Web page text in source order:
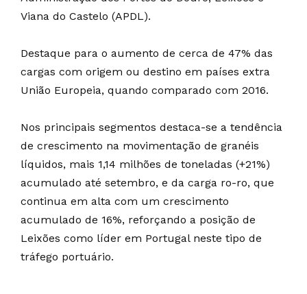
Viana do Castelo (APDL).
Destaque para o aumento de cerca de 47% das
cargas com origem ou destino em países extra
União Europeia, quando comparado com 2016.
Nos principais segmentos destaca-se a tendência
de crescimento na movimentação de granéis
líquidos, mais 1,14 milhões de toneladas (+21%)
acumulado até setembro, e da carga ro-ro, que
continua em alta com um crescimento
acumulado de 16%, reforçando a posição de
Leixões como líder em Portugal neste tipo de
tráfego portuário.